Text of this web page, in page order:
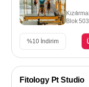
Blok
%10 İndirim
Fitology Pt Studio